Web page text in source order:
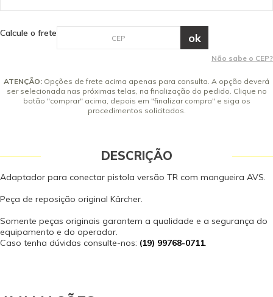
8x de R$ 28,57 sem juros
9x de R$ 25,40 sem juros
Calcule o frete
Não sabe o CEP?
ATENÇÃO: Opções de frete acima apenas para consulta. A opção deverá
ser selecionada nas próximas telas, na finalização do pedido. Clique no
botão "comprar" acima, depois em "finalizar compra" e siga os
procedimentos solicitados.
DESCRIÇÃO
Adaptador para conectar pistola versão TR com mangueira AVS.
Peça de reposição original Kärcher.
Somente peças originais garantem a qualidade e a segurança do
equipamento e do operador.
Caso tenha dúvidas consulte-nos: (19) 99768-0711.